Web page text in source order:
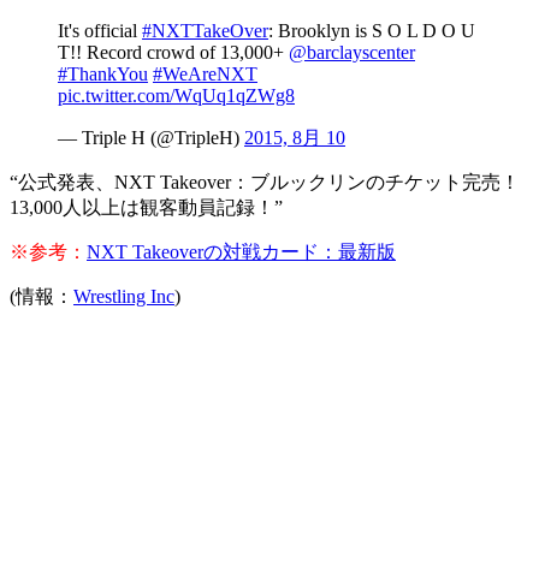
It's official #NXTTakeOver: Brooklyn is S O L D O U
T!! Record crowd of 13,000+ @barclayscenter
#ThankYou #WeAreNXT
pic.twitter.com/WqUq1qZWg8
— Triple H (@TripleH) 2015, 8月 10
“公式発表、NXT Takeover：ブルックリンのチケット完売！
13,000人以上は観客動員記録！”
※参考： NXT Takeoverの対戦カード：最新版
(情報： Wrestling Inc)